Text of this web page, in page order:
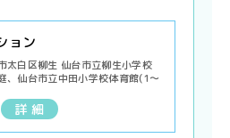
ョン
太白区柳生 仙台市立柳生小学校
、仙台市立中田小学校体育館(1〜
詳 細